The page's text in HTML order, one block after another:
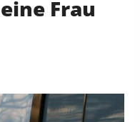
Frau